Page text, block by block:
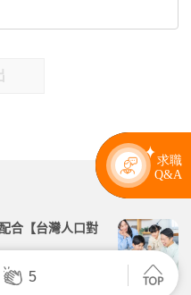
5
合【台灣人口對